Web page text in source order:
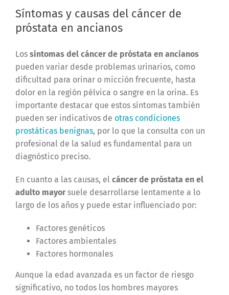
Síntomas y causas del cáncer de
próstata en ancianos
Los síntomas del cáncer de próstata en ancianos
pueden variar desde problemas urinarios, como
dificultad para orinar o micción frecuente, hasta
dolor en la región pélvica o sangre en la orina. Es
importante destacar que estos síntomas también
pueden ser indicativos de otras condiciones
prostáticas benignas, por lo que la consulta con un
profesional de la salud es fundamental para un
diagnóstico preciso.
En cuanto a las causas, el cáncer de próstata en el
adulto mayorsuele desarrollarse lentamente a lo
largo de los años y puede estar influenciado por:
Factores genéticos
Factores ambientales
Factores hormonales
Aunque la edad avanzada es un factor de riesgo
significativo, no todos los hombres mayores